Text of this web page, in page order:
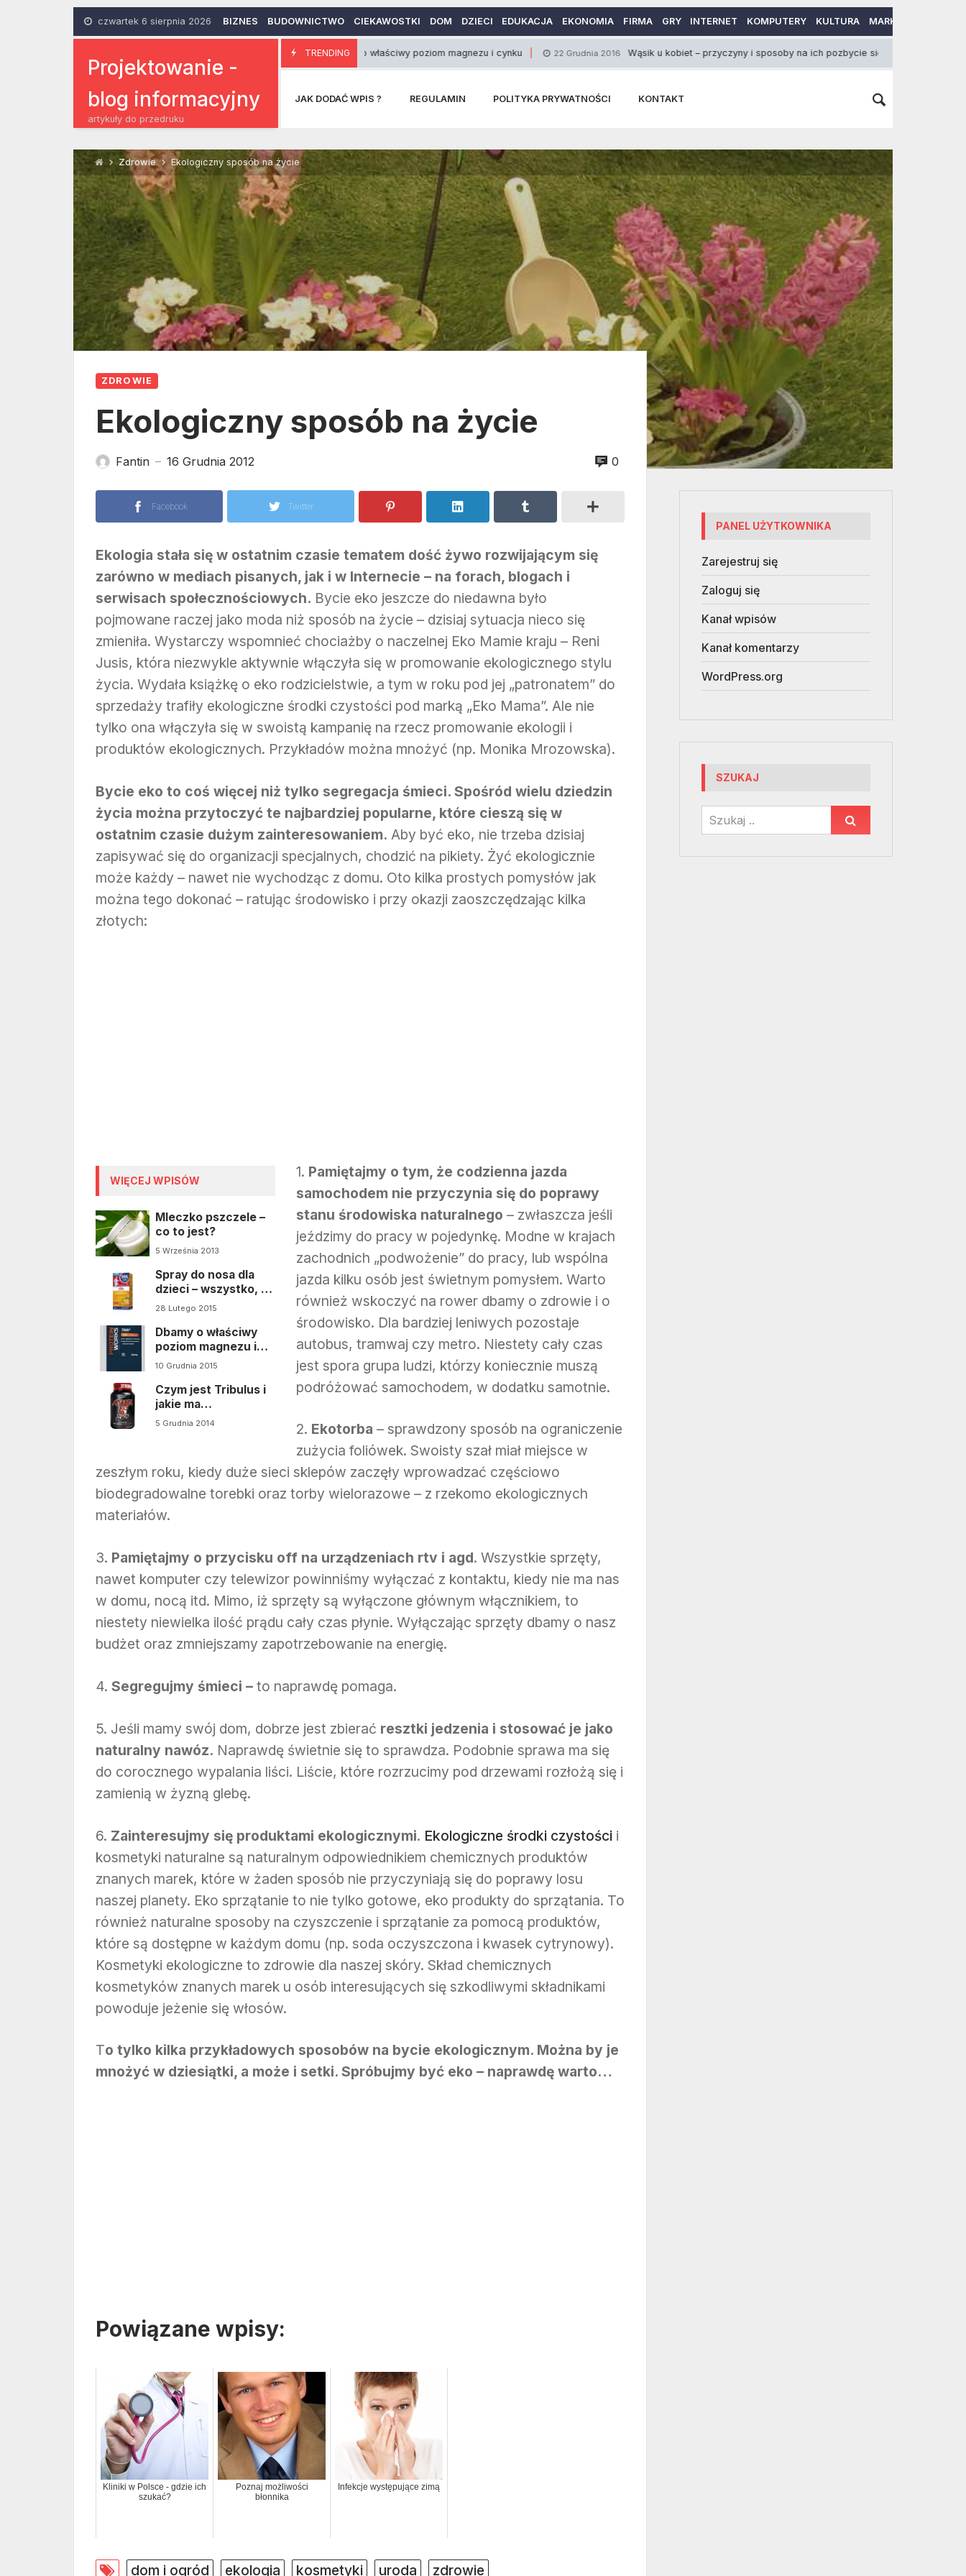
czwartek 6 sierpnia 2026 BIZNES BUDOWNICTWO CIEKAWOSTKI DOM DZIECI EDUKACJA EKONOMIA FIRMA GRY INTERNET KOMPUTERY KULTURA MARKETING
Projektowanie -
blog informacyjny
artykuły do przedruku
TRENDING
Dbamy o właściwy poziom magnezu i cynku 22 Grudnia 2016 Wąsik u kobiet – przyczyny i sposoby na ich pozbycie się 2 Lutego 2013
JAK DODAĆ WPIS ? REGULAMIN POLITYKA PRYWATNOŚCI KONTAKT
Zdrowie Ekologiczny sposób na życie
ZDROWIE
Ekologiczny sposób na życie
Fantin — 16 Grudnia 2012 0
Facebook Twitter
Ekologia stała się w ostatnim czasie tematem dość żywo rozwijającym się
zarówno w mediach pisanych, jak i w Internecie – na forach, blogach i
serwisach społecznościowych. Bycie eko jeszcze do niedawna było
pojmowane raczej jako moda niż sposób na życie – dzisiaj sytuacja nieco się
zmieniła. Wystarczy wspomnieć chociażby o naczelnej Eko Mamie kraju – Reni
Jusis, która niezwykle aktywnie włączyła się w promowanie ekologicznego stylu
życia. Wydała książkę o eko rodzicielstwie, a tym w roku pod jej „patronatem” do
sprzedaży trafiły ekologiczne środki czystości pod marką „Eko Mama”. Ale nie
tylko ona włączyła się w swoistą kampanię na rzecz promowanie ekologii i
produktów ekologicznych. Przykładów można mnożyć (np. Monika Mrozowska).
Bycie eko to coś więcej niż tylko segregacja śmieci. Spośród wielu dziedzin
życia można przytoczyć te najbardziej popularne, które cieszą się w
ostatnim czasie dużym zainteresowaniem. Aby być eko, nie trzeba dzisiaj
zapisywać się do organizacji specjalnych, chodzić na pikiety. Żyć ekologicznie
może każdy – nawet nie wychodząc z domu. Oto kilka prostych pomysłów jak
można tego dokonać – ratując środowisko i przy okazji zaoszczędzając kilka
złotych:
WIĘCEJ WPISÓW
Mleczko pszczele –
co to jest?
5 Września 2013
Spray do nosa dla
dzieci – wszystko, co
warto o nim wiedzieć
28 Lutego 2015
Dbamy o właściwy
poziom magnezu i
cynku
10 Grudnia 2015
Czym jest Tribulus i
jakie ma
właściwości?
5 Grudnia 2014
1. Pamiętajmy o tym, że codzienna jazda
samochodem nie przyczynia się do poprawy
stanu środowiska naturalnego – zwłaszcza jeśli
jeździmy do pracy w pojedynkę. Modne w krajach
zachodnich „podwożenie” do pracy, lub wspólna
jazda kilku osób jest świetnym pomysłem. Warto
również wskoczyć na rower dbamy o zdrowie i o
środowisko. Dla bardziej leniwych pozostaje
autobus, tramwaj czy metro. Niestety cały czas
jest spora grupa ludzi, którzy koniecznie muszą
podróżować samochodem, w dodatku samotnie.
2. Ekotorba – sprawdzony sposób na ograniczenie
zużycia foliówek. Swoisty szał miał miejsce w
zeszłym roku, kiedy duże sieci sklepów zaczęły wprowadzać częściowo
biodegradowalne torebki oraz torby wielorazowe – z rzekomo ekologicznych
materiałów.
3. Pamiętajmy o przycisku off na urządzeniach rtv i agd. Wszystkie sprzęty,
nawet komputer czy telewizor powinniśmy wyłączać z kontaktu, kiedy nie ma nas
w domu, nocą itd. Mimo, iż sprzęty są wyłączone głównym włącznikiem, to
niestety niewielka ilość prądu cały czas płynie. Wyłączając sprzęty dbamy o nasz
budżet oraz zmniejszamy zapotrzebowanie na energię.
4. Segregujmy śmieci – to naprawdę pomaga.
5. Jeśli mamy swój dom, dobrze jest zbierać resztki jedzenia i stosować je jako
naturalny nawóz. Naprawdę świetnie się to sprawdza. Podobnie sprawa ma się
do corocznego wypalania liści. Liście, które rozrzucimy pod drzewami rozłożą się i
zamienią w żyzną glebę.
6. Zainteresujmy się produktami ekologicznymi. Ekologiczne środki czystości i
kosmetyki naturalne są naturalnym odpowiednikiem chemicznych produktów
znanych marek, które w żaden sposób nie przyczyniają się do poprawy losu
naszej planety. Eko sprzątanie to nie tylko gotowe, eko produkty do sprzątania. To
również naturalne sposoby na czyszczenie i sprzątanie za pomocą produktów,
które są dostępne w każdym domu (np. soda oczyszczona i kwasek cytrynowy).
Kosmetyki ekologiczne to zdrowie dla naszej skóry. Skład chemicznych
kosmetyków znanych marek u osób interesujących się szkodliwymi składnikami
powoduje jeżenie się włosów.
To tylko kilka przykładowych sposobów na bycie ekologicznym. Można by je
mnożyć w dziesiątki, a może i setki. Spróbujmy być eko – naprawdę warto…
Powiązane wpisy:
Kliniki w Polsce - gdzie ich
szukać?
Poznaj możliwości
błonnika
Infekcje występujące zimą
dom i ogród ekologia kosmetyki uroda zdrowie
PANEL UŻYTKOWNIKA
Zarejestruj się
Zaloguj się
Kanał wpisów
Kanał komentarzy
WordPress.org
SZUKAJ